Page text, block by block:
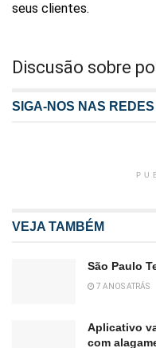
seus clientes.
Discusão sobre
SIGA-NOS NAS
VEJA TAMBÉM
São Paulo
7 ANOS ATRÁS
Aplicativo
com